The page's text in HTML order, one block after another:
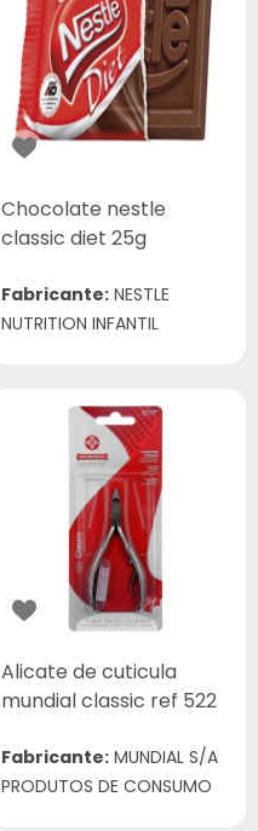
Chocolate nestle
classic diet 25g
Fabricante: NESTLE
NUTRITION INFANTIL
Alicate de cuticula
mundial classic ref 522
Fabricante: MUNDIAL S/A
PRODUTOS DE CONSUMO